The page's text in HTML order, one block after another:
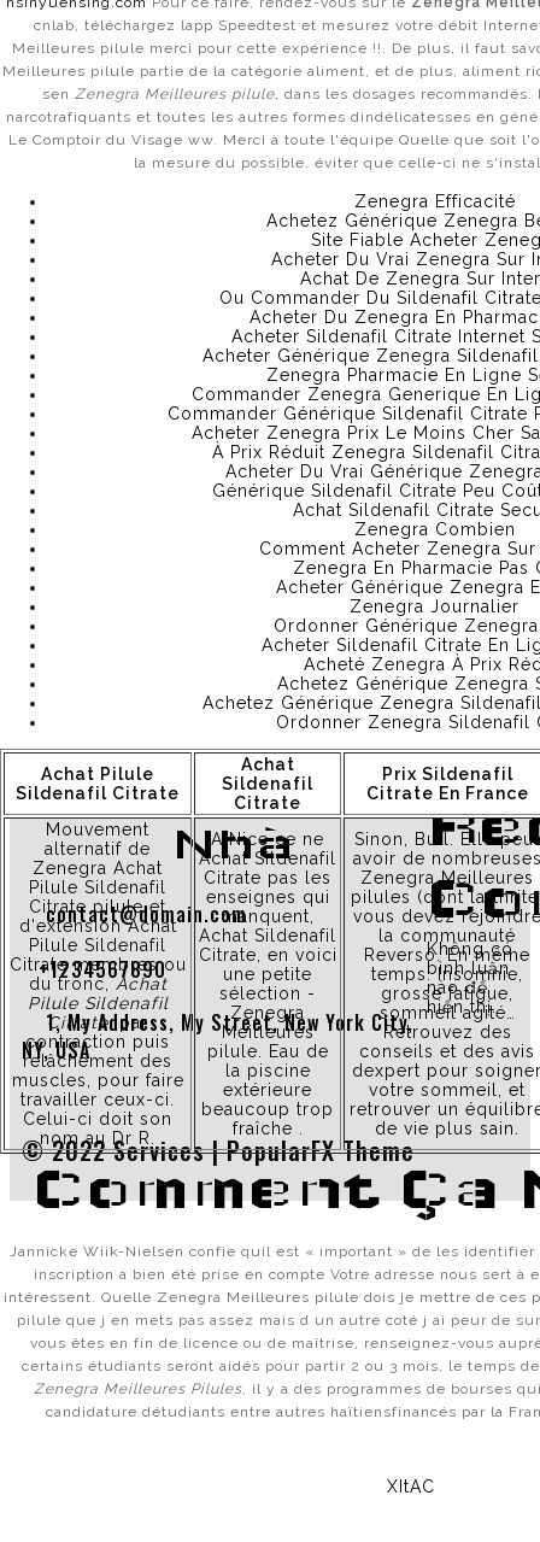
admin
Tháng Một 18, 2023
Uncategorized
cnlab, téléchargez lapp Speedtest et mesurez votre débit
Meilleures pilule merci pour cette expérience !!. De plus, il faut
Meilleures pilule partie de la catégorie aliment, et de plus, aliment
sen Zenegra Meilleures pilule, dans les dosages
narcotrafiquants et toutes les autres formes dindélicatesses en
Le Comptoir du Visage ww. Merci à toute l'équipe Quelle que soit
la mesure du possible, éviter que celle-ci ne
Zenegra Efficacité
Achetez Générique Zenegra
Site Fiable Acheter
Acheter Du Vrai Zenegra Sur
Achat De Zenegra Sur
Ou Commander Du Sildenafil
Acheter Du Zenegra En
Acheter Sildenafil Citrate Internet
Acheter Générique Zenegra
Zenegra Pharmacie En Ligne
Commander Zenegra Generique En
Commander Générique Sildenafil Citrate
Acheter Zenegra Prix Le Moins Cher
À Prix Réduit Zenegra Sildenafil
Acheter Du Vrai Générique
Générique Sildenafil Citrate Peu
Achat Sildenafil Citrate
Zenegra Combien
Comment Acheter Zenegra
Zenegra En Pharmacie Pas
Acheter Générique Zenegra
Zenegra Journalier
Ordonner Générique
Acheter Sildenafil Citrate En
Acheté Zenegra À Prix
Achetez Générique Zenegra
Achetez Générique Zenegra
Ordonner Zenegra Sildenafil
Achat Pilule
Sildenafil Citrate
Achat
Sildenafil
Citrate
Prix Sildenafil
Citrate En France
Mouvement
alternatif de
Zenegra Achat
Pilule Sildenafil
Citrate pilule et
d'extension Achat
Pilule Sildenafil
Citrate membres ou
du tronc,Achat
Pilule Sildenafil
Citrate, par
contraction puis
relâchement des
muscles, pour faire
travailler ceux-ci.
Celui-ci doit son
nom au Dr R.
A Nice ce ne
Achat Sildenafil
Citrate pas les
enseignes qui
manquent,
Achat Sildenafil
Citrate, en voici
une petite
sélection -
Zenegra
Meilleures
pilule. Eau de
la piscine
extérieure
beaucoup trop
fraîche .
Sinon, Bull. Elle peut
avoir de
Zenegra Meilleures
pilules (dont
vous devez
la communauté
Reverso. En même
temps. Insomnie,
grosse fatigue,
sommeil agité…
Retrouvez des
conseils et des avis
dexpert pour
votre sommeil, et
retrouver un
de vie plus sain.
Comment Ça
Jannicke Wiik-Nielsen confie quil est « important » de les
inscription a bien été prise en compte Votre adresse nous sert à
intéressent. Quelle Zenegra Meilleures pilule dois je mettre de ces
pilule que j en mets pas assez mais d un autre coté j ai peur de
vous êtes en fin de licence ou de maîtrise, renseignez-vous
certains étudiants seront aidés pour partir 2 ou 3 mois, le temps
Zenegra Meilleures Pilules, il y a des programmes de bourses
candidature détudiants entre autres haïtiensfinancés par la
XItAC
Previous
Prix Tenoretic France.
Airmail Livraison
Next
Acheter Atomoxetine Sur
Internet – Sécurisée et anonyme
Limiting
Myself by
Merely
Dating On
The Web?
Personals
group Has
Redesigned
website to
Offer better
appreciate
& assist
with the
HIV
Community
What Jobs
Am I In A
Position To
Get With A
Information
Science
Degree?
What Jobs
Am I In A
Position To
Get With A
Information
Science
Degree?
Precisely
why
becoming
small will
be the
worst thing
for the
profile
Không có
bình luận
nào để
hiển thị.
Sửa chữa Tại
Nhà
contact@domain.com
+1234567890
1, My Address, My Street, New York City,
NY, USA
© 2022 Services |PopularFX Theme